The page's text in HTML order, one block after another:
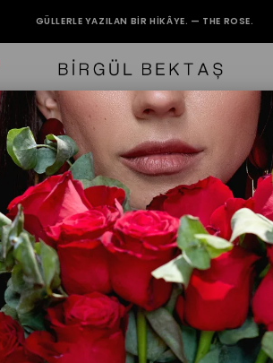
GÜLLERLE YAZILAN BIR HIKÂYE. — THE ROSE.
2000₺ VE ÜZERİ ALIŞVERİŞLERİNİZDE KARGO BEDAVA.